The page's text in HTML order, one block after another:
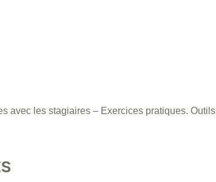
avec les stagiaires – Exercices pratiques. Outils